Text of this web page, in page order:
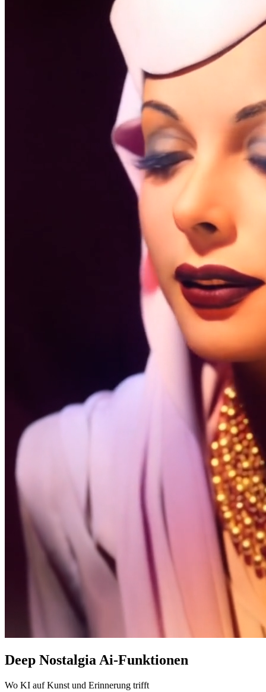
Deep Nostalgia Ai-Funktionen
Wo KI auf Kunst und Erinnerung trifft